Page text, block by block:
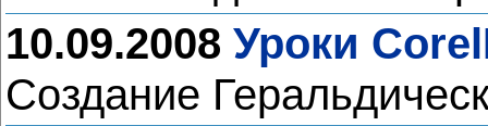
10.09.2008 Уроки
Создание